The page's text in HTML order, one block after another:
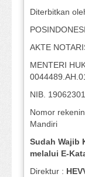
Diterbitkan
AKTE
MENTERI
NIB.
Nomor
Mandiri
Sudah Wajib
melalui E-
Direktur :